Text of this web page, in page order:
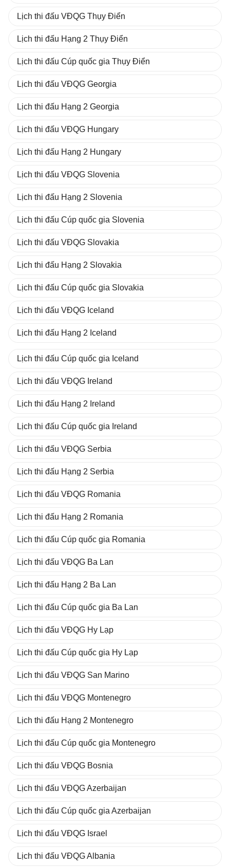
Lịch thi đấu VĐQG Thụy Điển
Lịch thi đấu Hạng 2 Thụy Điển
Lịch thi đấu Cúp quốc gia Thụy Điển
Lịch thi đấu VĐQG Georgia
Lịch thi đấu Hạng 2 Georgia
Lịch thi đấu VĐQG Hungary
Lịch thi đấu Hạng 2 Hungary
Lịch thi đấu VĐQG Slovenia
Lịch thi đấu Hạng 2 Slovenia
Lịch thi đấu Cúp quốc gia Slovenia
Lịch thi đấu VĐQG Slovakia
Lịch thi đấu Hạng 2 Slovakia
Lịch thi đấu Cúp quốc gia Slovakia
Lịch thi đấu VĐQG Iceland
Lịch thi đấu Hạng 2 Iceland
Lịch thi đấu Cúp quốc gia Iceland
Lịch thi đấu VĐQG Ireland
Lịch thi đấu Hạng 2 Ireland
Lịch thi đấu Cúp quốc gia Ireland
Lịch thi đấu VĐQG Serbia
Lịch thi đấu Hạng 2 Serbia
Lịch thi đấu VĐQG Romania
Lịch thi đấu Hạng 2 Romania
Lịch thi đấu Cúp quốc gia Romania
Lịch thi đấu VĐQG Ba Lan
Lịch thi đấu Hạng 2 Ba Lan
Lịch thi đấu Cúp quốc gia Ba Lan
Lịch thi đấu VĐQG Hy Lạp
Lịch thi đấu Cúp quốc gia Hy Lạp
Lịch thi đấu VĐQG San Marino
Lịch thi đấu VĐQG Montenegro
Lịch thi đấu Hạng 2 Montenegro
Lịch thi đấu Cúp quốc gia Montenegro
Lịch thi đấu VĐQG Bosnia
Lịch thi đấu VĐQG Azerbaijan
Lịch thi đấu Cúp quốc gia Azerbaijan
Lịch thi đấu VĐQG Israel
Lịch thi đấu VĐQG Albania